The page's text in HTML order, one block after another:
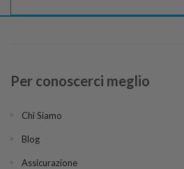
Per conoscerci meglio
Chi Siamo
Blog
Assicurazione